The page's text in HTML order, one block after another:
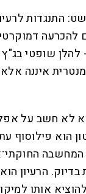
התנגדות
להכרעה
שופטי בג"ץ
איננה
לא חשב על
הוא פילוסוף
המחשבה
הרעיון
אותו